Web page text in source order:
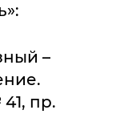
–
пр.